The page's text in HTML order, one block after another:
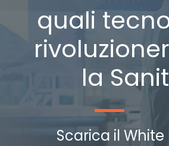
quali
la
Scarica il White